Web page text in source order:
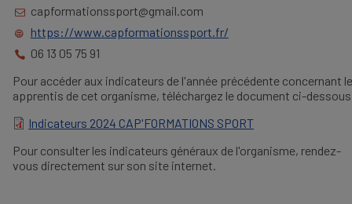
capformationssport@gmail.com
https://www.capformationssport.fr/
06 13 05 75 91
Pour accéder aux indicateurs de l'année précédente concernant
apprentis de cet organisme, téléchargez le document ci-
DOCUMENT
Indicateurs 2024 CAP'FORMATIONS SPORT
Pour consulter les indicateurs généraux de l'organisme, rendez-
vous directement sur son site internet.